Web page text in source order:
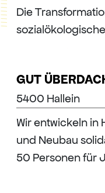
Die
GUT
5400 Hallein
Wir entwickeln in
und Neubau
50 Personen für